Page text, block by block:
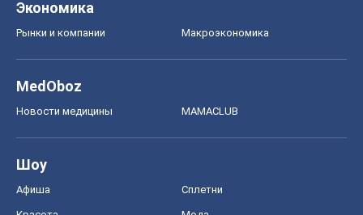
Экономика
Рынки и компании Mакроэкономика
MedOboz
Новости медицины MAMACLUB
Шоу
Афиша Сплетни